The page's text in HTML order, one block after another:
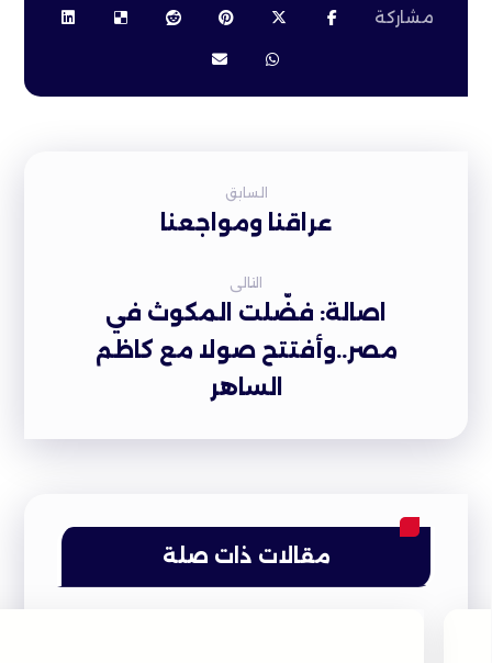
السابق
عراقنا ومواجعنا
التالى
اصالة: فضّلت المكوث في
مصر..وأفتتح صولا مع كاظم
الساهر
مقالات ذات صلة